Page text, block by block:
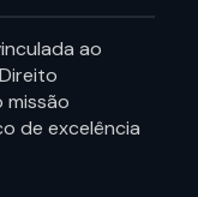
ao
missão
de excelência